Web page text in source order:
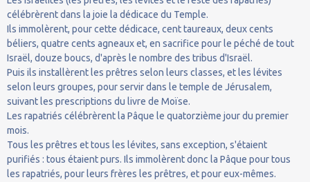
célébrèrent dans la joie la dédicace du Temple.
Ils immolèrent, pour cette dédicace, cent taureaux, deux cents
béliers, quatre cents agneaux et, en sacrifice pour le péché de tout
Israël, douze boucs, d'après le nombre des tribus d'Israël.
Puis ils installèrent les prêtres selon leurs classes, et les lévites
selon leurs groupes, pour servir dans le temple de Jérusalem,
suivant les prescriptions du livre de Moïse.
Les rapatriés célébrèrent la Pâque le quatorzième jour du premier
mois.
Tous les prêtres et tous les lévites, sans exception, s'étaient
purifiés : tous étaient purs. Ils immolèrent donc la Pâque pour tous
les rapatriés, pour leurs frères les prêtres, et pour eux-mêmes.